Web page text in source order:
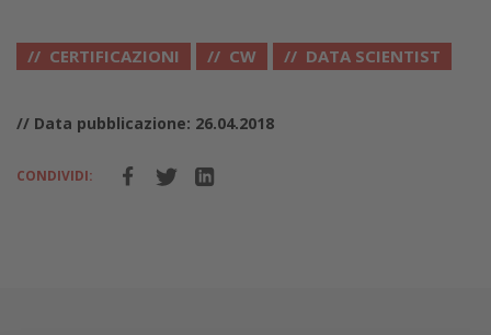
CERTIFICAZIONI CW DATA SCIENTIST
// Data pubblicazione: 26.04.2018
CONDIVIDI: